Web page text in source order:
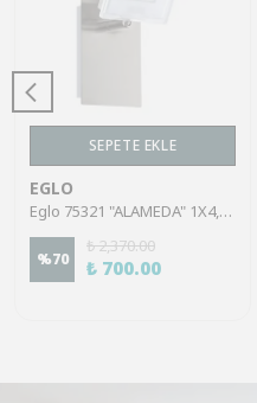
SEPETE EKLE
EGLO
Eglo 75321 "ALAMEDA" 1X4,5W Çelik Nikel Mat Sıva Üstü Spot
%70
₺ 2,370.00
₺ 700.00